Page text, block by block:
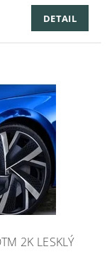
DETAIL
2K LESKLÝ